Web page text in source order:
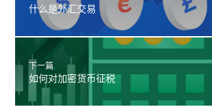
什么是外汇交易
下一篇
如何对加密货币征税